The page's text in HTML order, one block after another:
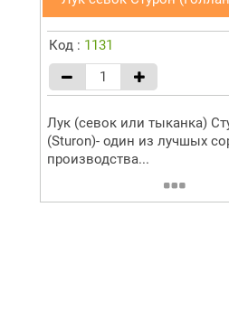
Код : 1131
Лук (севок или тыканка)
(Sturon)- один из лучшых
производства...